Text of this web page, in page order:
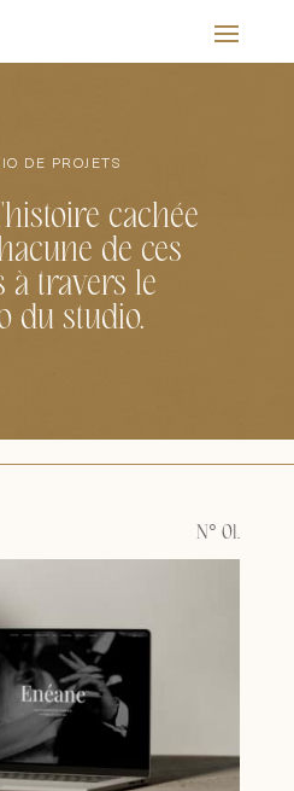
DE PROJETS
cachée
de ces
à travers le
du studio.
N° 01.